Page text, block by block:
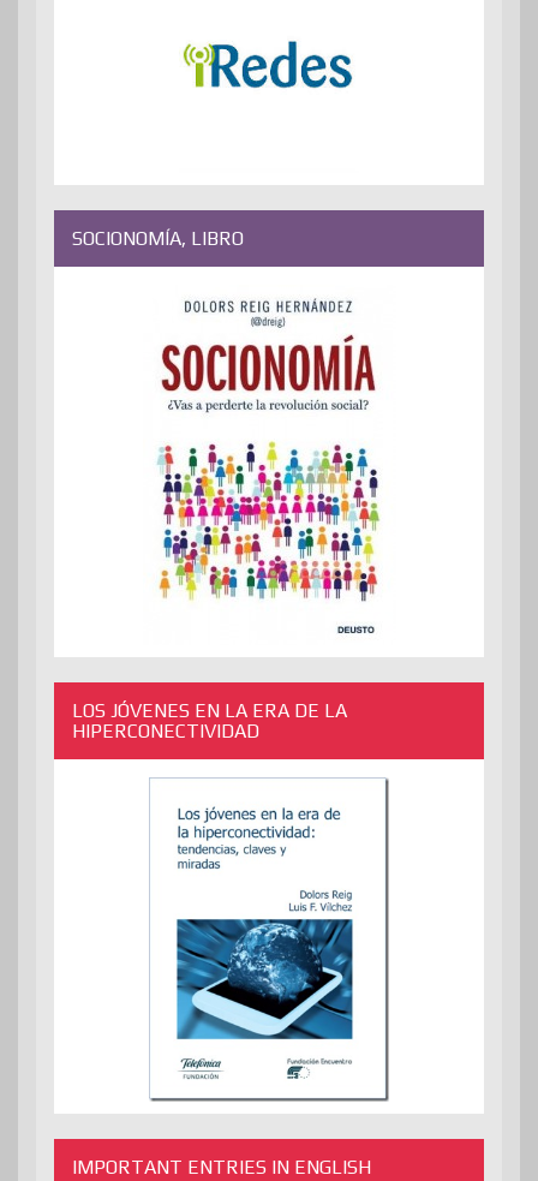
SOCIONOMÍA, LIBRO
LOS JÓVENES EN LA ERA DE LA
HIPERCONECTIVIDAD
IMPORTANT ENTRIES IN ENGLISH